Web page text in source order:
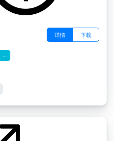
详情 下载
...